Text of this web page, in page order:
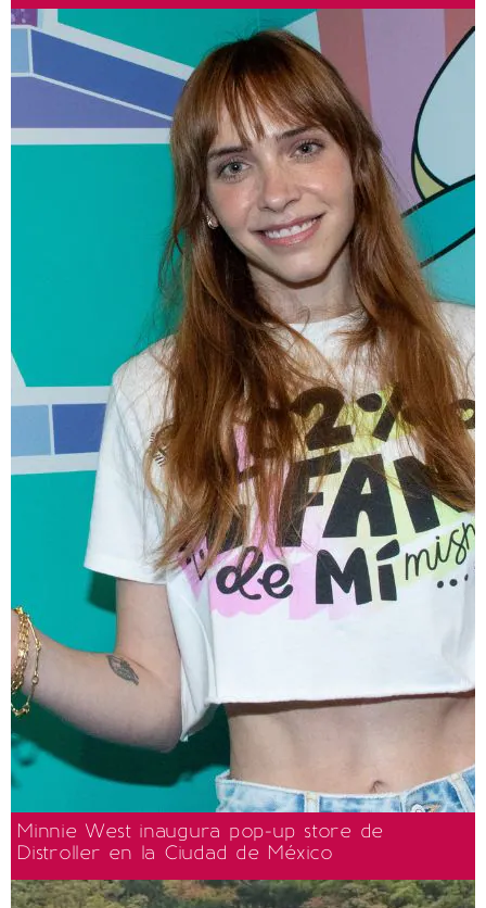
Minnie West inaugura pop-up store de
Distroller en la Ciudad de México